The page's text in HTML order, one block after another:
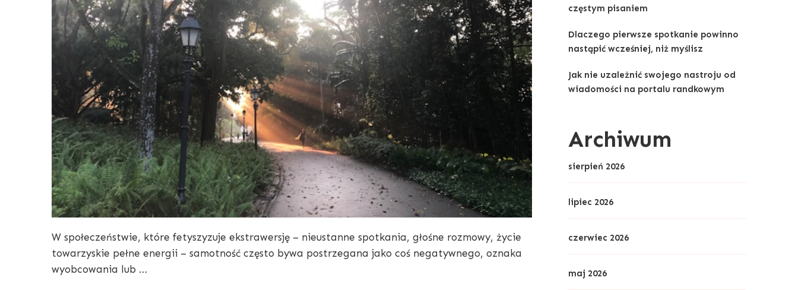
W społeczeństwie, które fetyszyzuje ekstrawersję – nieustanne spotkania, głośne rozmowy, życie
towarzyskie pełne energii – samotność często bywa postrzegana jako coś negatywnego, oznaka
wyobcowania lub …
częstym pisaniem
Dlaczego pierwsze spotkanie powinno
nastąpić wcześniej, niż myślisz
Jak nie uzależnić swojego nastroju od
wiadomości na portalu randkowym
Archiwum
sierpień 2026
lipiec 2026
czerwiec 2026
maj 2026